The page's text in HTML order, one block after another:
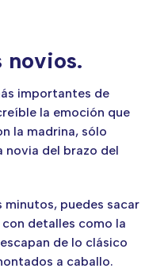
novios.
importantes de
la emoción que
la madrina, sólo
novia del brazo del
minutos, puedes sacar
detalles como la
de lo clásico
a caballo.